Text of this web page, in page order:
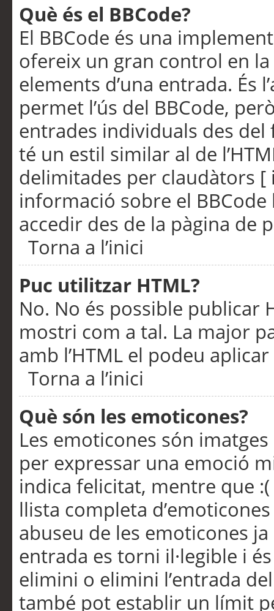
Què és el BBCode?
El BBCode és una
ofereix un gran control en
elements d’una entrada. És
permet l’ús del BBCode,
entrades individuals des
té un estil similar al de
delimitades per claudàtors [
informació sobre el
accedir des de la pàgina de
Torna a l’inici
Puc utilitzar HTML?
No. No és possible publicar
mostri com a tal. La major
amb l’HTML el podeu
Torna a l’inici
Què són les emoticones?
Les emoticones són
per expressar una emoció
indica felicitat, mentre que
llista completa
abuseu de les emoticones
entrada es torni il·legible i
elimini o elimini l’entrada
també pot establir un límit